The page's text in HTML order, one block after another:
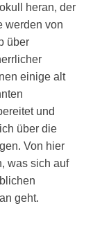
heran, der
werden von
über
einige alt
und
über die
Von hier
was sich auf
geht.